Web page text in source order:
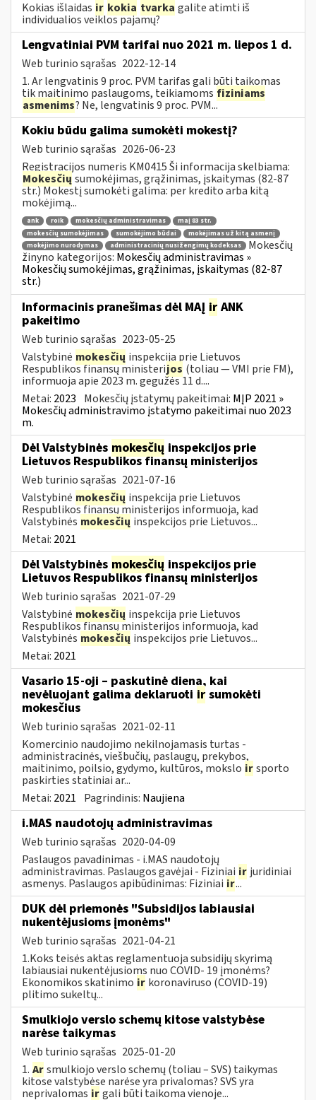
Kokias išlaidas ir kokia tvarka galite atimti iš
individualios veiklos pajamų?
Lengvatiniai PVM tarifai nuo 2021 m. liepos 1 d.
Web turinio sąrašas 2022-12-14
1. Ar lengvatinis 9 proc. PVM tarifas gali būti taikomas
tik maitinimo paslaugoms, teikiamoms fiziniams
asmenims? Ne, lengvatinis 9 proc. PVM...
Kokiu būdu galima sumokėti mokestį?
Web turinio sąrašas 2026-06-23
Registracijos numeris KM0415 Ši informacija skelbiama:
Mokesčių sumokėjimas, grąžinimas, įskaitymas (82-87
str.) Mokestį sumokėti galima: per kredito arba kitą
mokėjimą...
ank roik mokesčių administravimas
maį 83 str.
mokesčių sumokėjimas
sumokėjimo būdai
mokėjimas už kitą asmenį
mokėjimo nurodymas
administracinių nusižengimų kodeksas
Mokesčių
žinyno kategorijos: Mokesčių administravimas »
Mokesčių sumokėjimas, grąžinimas, įskaitymas (82-87
str.)
Informacinis pranešimas dėl MAĮ ir ANK
pakeitimo
Web turinio sąrašas 2023-05-25
Valstybinė mokesčių inspekcija prie Lietuvos
Respublikos finansų ministerijos (toliau — VMI prie FM),
informuoja apie 2023 m. gegužės 11 d....
Metai: 2023 Mokesčių įstatymų pakeitimai: MĮP 2021 »
Mokesčių administravimo įstatymo pakeitimai nuo 2023
m.
Dėl Valstybinės mokesčių inspekcijos prie
Lietuvos Respublikos finansų ministerijos
Web turinio sąrašas 2021-07-16
Valstybinė mokesčių inspekcija prie Lietuvos
Respublikos finansų ministerijos informuoja, kad
Valstybinės mokesčių inspekcijos prie Lietuvos...
Metai: 2021
Dėl Valstybinės mokesčių inspekcijos prie
Lietuvos Respublikos finansų ministerijos
Web turinio sąrašas 2021-07-29
Valstybinė mokesčių inspekcija prie Lietuvos
Respublikos finansų ministerijos informuoja, kad
Valstybinės mokesčių inspekcijos prie Lietuvos...
Metai: 2021
Vasario 15-oji – paskutinė diena, kai
nevėluojant galima deklaruoti ir sumokėti
mokesčius
Web turinio sąrašas 2021-02-11
Komercinio naudojimo nekilnojamasis turtas -
administracinės, viešbučių, paslaugų, prekybos,
maitinimo, poilsio, gydymo, kultūros, mokslo irsporto
paskirties statiniai ar...
Metai: 2021 Pagrindinis: Naujiena
i.MAS naudotojų administravimas
Web turinio sąrašas 2020-04-09
Paslaugos pavadinimas - i.MAS naudotojų
administravimas. Paslaugos gavėjai - Fiziniai ir juridiniai
asmenys. Paslaugos apibūdinimas: Fiziniai ir...
DUK dėl priemonės "Subsidijos labiausiai
nukentėjusioms įmonėms"
Web turinio sąrašas 2021-04-21
1.Koks teisės aktas reglamentuoja subsidijų skyrimą
labiausiai nukentėjusioms nuo COVID- 19 įmonėms?
Ekonomikos skatinimo ir koronaviruso (COVID-19)
plitimo sukeltų...
Smulkiojo verslo schemų kitose valstybėse
narėse taikymas
Web turinio sąrašas 2025-01-20
1. Arsmulkiojo verslo schemų (toliau – SVS) taikymas
kitose valstybėse narėse yra privalomas? SVS yra
neprivalomas irgali būti taikoma vienoje...